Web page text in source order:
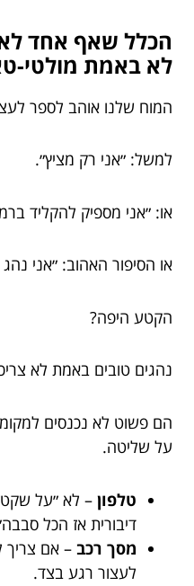
הכלל שאף אחד
לא באמת מולטי-
המוח שלנו אוהב לספר
למשל: ״אני רק מציץ״.
או: ״אני מספיק להקליד
או הסיפור האהוב: ״אני
הקטע היפה?
נהגים טובים באמת לא
הם פשוט לא נכנסים
על שליטה.
טלפון – לא ״על
דיבורית אז הכל
מסך רכב – אם צריך
לעצור רגע בצד.